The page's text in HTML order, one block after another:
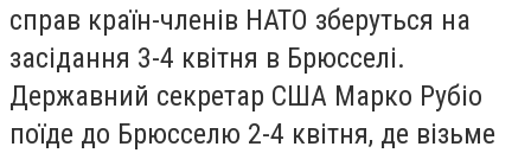
справ країн-членів НАТО зберуться на
засідання 3-4 квітня в Брюсселі.
Державний секретар США Марко Рубіо
поїде до Брюсселю 2-4 квітня, де візьме